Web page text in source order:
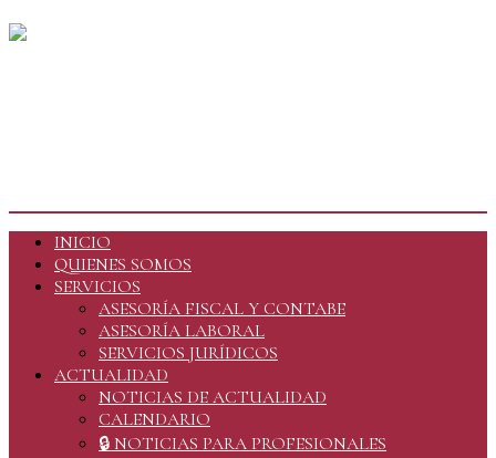
INICIO
QUIENES SOMOS
SERVICIOS
ASESORÍA FISCAL Y CONTABE
ASESORÍA LABORAL
SERVICIOS JURÍDICOS
ACTUALIDAD
NOTICIAS DE ACTUALIDAD
CALENDARIO
🔒 NOTICIAS PARA PROFESIONALES